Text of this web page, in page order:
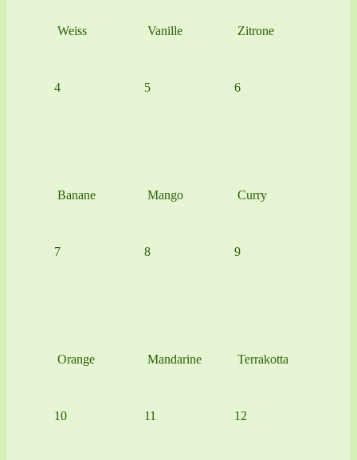
Weiss Vanille Zitrone
4
Banane
5
Mango
6
Curry
7
Orange
8
Mandarine
9
Terrakotta
10 11 12